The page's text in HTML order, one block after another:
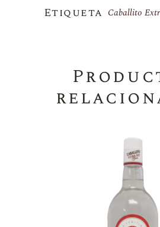
Etiqueta Caballito